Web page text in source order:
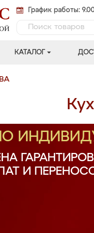
График работы:
КАТАЛОГ
И